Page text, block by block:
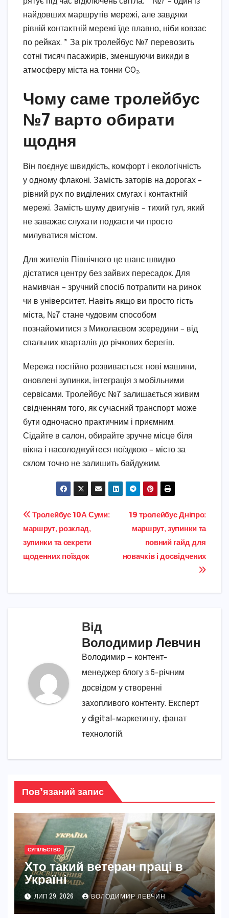
найдовших маршрутів мережі, але завдяки
рівній контактній мережі їде плавно, ніби ковзає
по рейках. * За рік тролейбус №7 перевозить
сотні тисяч пасажирів, зменшуючи викиди в
атмосферу міста на тонни CO₂.
Чому саме тролейбус
№7 варто обирати
щодня
Він поєднує швидкість, комфорт і екологічність
у одному флаконі. Замість заторів на дорогах –
рівний рух по виділених смугах і контактній
мережі. Замість шуму двигунів – тихий гул, який
не заважає слухати подкасти чи просто
милуватися містом.
Для жителів Північного це шанс швидко
дістатися центру без зайвих пересадок. Для
намивчан – зручний спосіб потрапити на ринок
чи в університет. Навіть якщо ви просто гість
міста, №7 стане чудовим способом
познайомитися з Миколаєвом зсередини – від
спальних кварталів до річкових берегів.
Мережа постійно розвивається: нові машини,
оновлені зупинки, інтеграція з мобільними
сервісами. Тролейбус №7 залишається живим
свідченням того, як сучасний транспорт може
бути одночасно практичним і приємним.
Сідайте в салон, обирайте зручне місце біля
вікна і насолоджуйтеся поїздкою – місто за
склом точно не залишить байдужим.
Навігація
записів
19 тролейбус Дніпро:
маршрут, зупинки та
повний гайд для
новачків і досвідчених
Тролейбус 10А Суми:
маршрут, розклад,
зупинки та секрети
щоденних поїздок
Від
Володимир Левчин
Володимир — контент-
менеджер блогу з 5-річним
досвідом у створенні
захопливого контенту. Експерт
у digital-маркетингу, фанат
технологій.
Пов’язаний запис
СУПІЛЬСТВО
Хто такий ветеран праці в
Україні
ЛИП 29, 2026 ВОЛОДИМИР ЛЕВЧИН